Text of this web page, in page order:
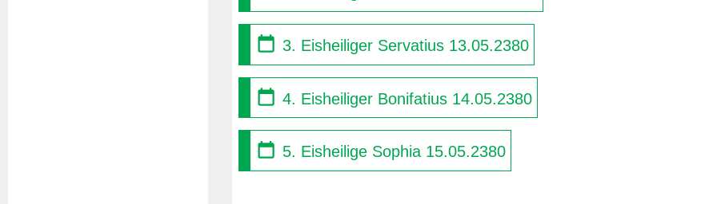
3. Eisheiliger Servatius 13.05.2380
4. Eisheiliger Bonifatius 14.05.2380
5. Eisheilige Sophia 15.05.2380